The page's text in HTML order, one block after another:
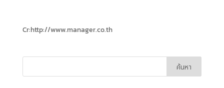
Cr:http://www.manager.co.th